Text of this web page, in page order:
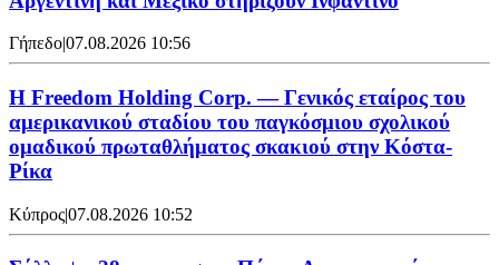
Γήπεδο|07.08.2026 10:56
Η Freedom Holding Corp. — Γενικός εταίρος του
αμερικανικού σταδίου του παγκόσμιου σχολικού
ομαδικού πρωταθλήματος σκακιού στην Κόστα-
Ρίκα
Κύπρος|07.08.2026 10:52